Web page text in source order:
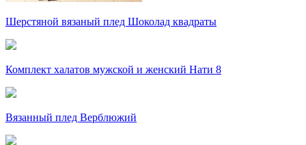
Шерстяной вязаный плед Шоколад квадраты
Комплект халатов мужской и женский Нати 8
Вязанный плед Верблюжий